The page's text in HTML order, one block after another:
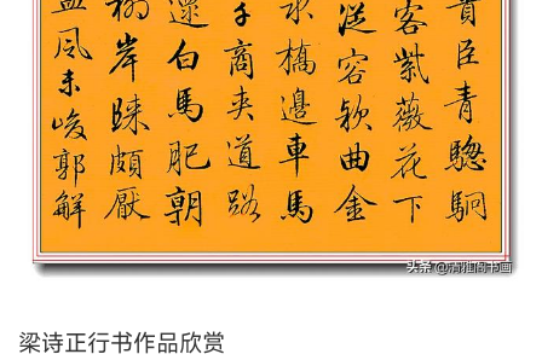
梁诗正行书作品欣赏